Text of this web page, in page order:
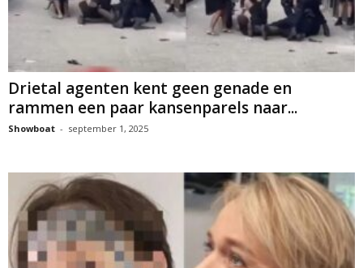
Drietal agenten kent geen genade en
rammen een paar kansenparels naar...
Showboat - september 1, 2025